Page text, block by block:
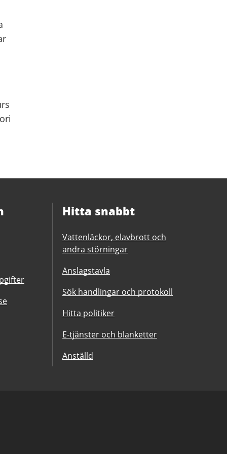
Hitta snabbt
Vattenläckor, elavbrott och
andra störningar
Anslagstavla
Sök handlingar och protokoll
Hitta politiker
E-tjänster och blanketter
Anställd